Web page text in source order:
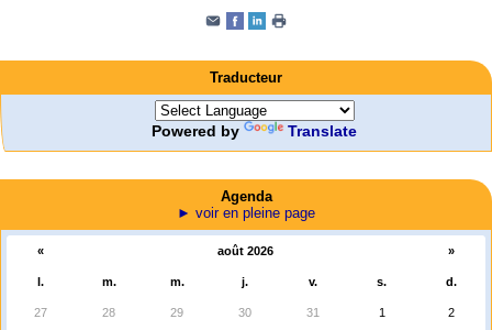
Traducteur
Powered by Translate
Agenda
► voir en pleine page
« août 2026 »
l. m. m. j. v. s. d.
27 28 29 30 31 1 2